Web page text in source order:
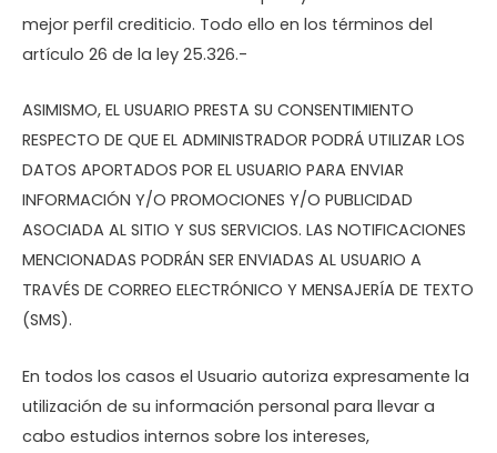
mejor perfil crediticio. Todo ello en los términos del
artículo 26 de la ley 25.326.-
ASIMISMO, EL USUARIO PRESTA SU CONSENTIMIENTO
RESPECTO DE QUE EL ADMINISTRADOR PODRÁ UTILIZAR LOS
DATOS APORTADOS POR EL USUARIO PARA ENVIAR
INFORMACIÓN Y/O PROMOCIONES Y/O PUBLICIDAD
ASOCIADA AL SITIO Y SUS SERVICIOS. LAS NOTIFICACIONES
MENCIONADAS PODRÁN SER ENVIADAS AL USUARIO A
TRAVÉS DE CORREO ELECTRÓNICO Y MENSAJERÍA DE TEXTO
(SMS).
En todos los casos el Usuario autoriza expresamente la
utilización de su información personal para llevar a
cabo estudios internos sobre los intereses,